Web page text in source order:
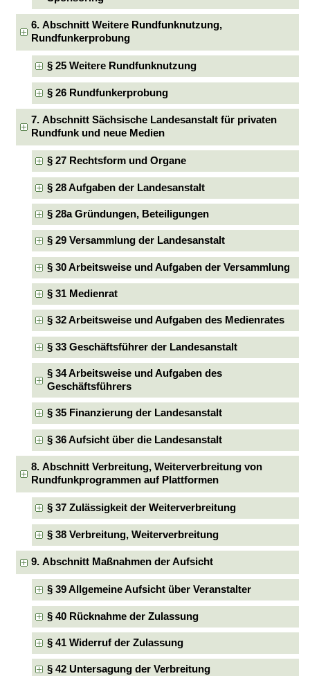
6. Abschnitt Weitere Rundfunknutzung,
Rundfunkerprobung
§ 25 Weitere Rundfunknutzung
§ 26 Rundfunkerprobung
7. Abschnitt Sächsische Landesanstalt für privaten
Rundfunk und neue Medien
§ 27 Rechtsform und Organe
§ 28 Aufgaben der Landesanstalt
§ 28a Gründungen, Beteiligungen
§ 29 Versammlung der Landesanstalt
§ 30 Arbeitsweise und Aufgaben der Versammlung
§ 31 Medienrat
§ 32 Arbeitsweise und Aufgaben des Medienrates
§ 33 Geschäftsführer der Landesanstalt
§ 34 Arbeitsweise und Aufgaben des
Geschäftsführers
§ 35 Finanzierung der Landesanstalt
§ 36 Aufsicht über die Landesanstalt
8. Abschnitt Verbreitung, Weiterverbreitung von
Rundfunkprogrammen auf Plattformen
§ 37 Zulässigkeit der Weiterverbreitung
§ 38 Verbreitung, Weiterverbreitung
9. Abschnitt Maßnahmen der Aufsicht
§ 39 Allgemeine Aufsicht über Veranstalter
§ 40 Rücknahme der Zulassung
§ 41 Widerruf der Zulassung
§ 42 Untersagung der Verbreitung